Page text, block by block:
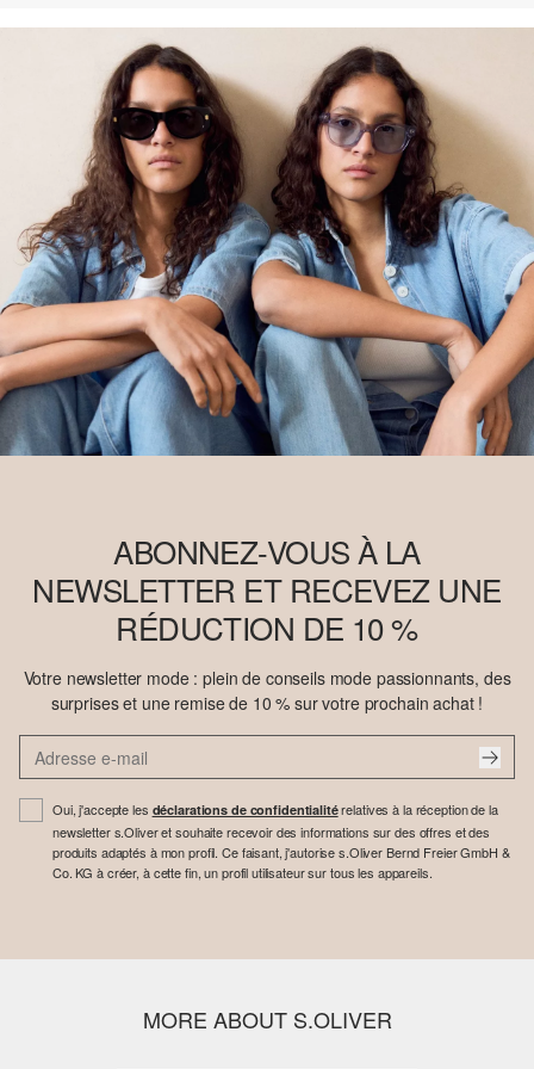
ABONNEZ-VOUS À LA
NEWSLETTER ET RECEVEZ UNE
RÉDUCTION DE 10 %
Votre newsletter mode : plein de conseils mode passionnants, des
surprises et une remise de 10 % sur votre prochain achat !
Oui, j'accepte les déclarations de confidentialitérelatives à la réception de la
newsletter s.Oliver et souhaite recevoir des informations sur des offres et des
produits adaptés à mon profil. Ce faisant, j'autorise s.Oliver Bernd Freier GmbH &
Co. KG à créer, à cette fin, un profil utilisateur sur tous les appareils.
MORE ABOUT S.OLIVER